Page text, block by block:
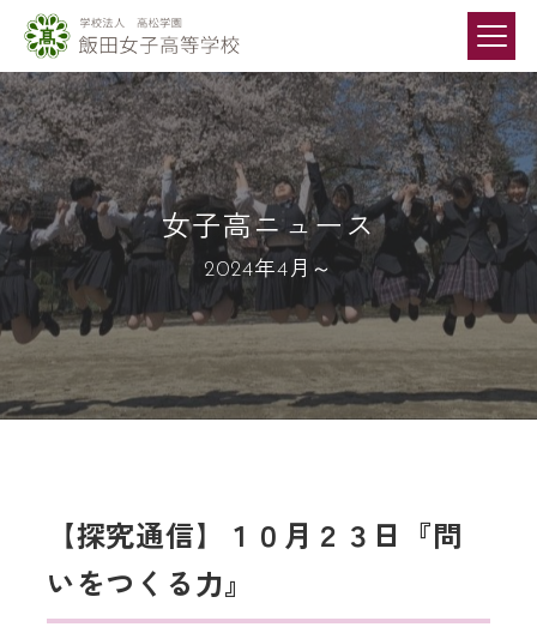
女子高ニュース
2024年4月～
【探究通信】１０月２３日『問
いをつくる力』